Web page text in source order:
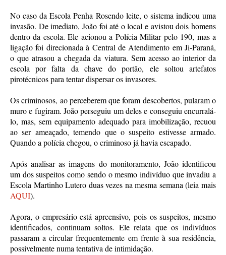
No caso da Escola Penha Rosendo leite, o sistema indicou uma
invasão. De imediato, João foi até o local e avistou dois homens
dentro da escola. Ele acionou a Polícia Militar pelo 190, mas a
ligação foi direcionada à Central de Atendimento em Ji-Paraná,
o que atrasou a chegada da viatura. Sem acesso ao interior da
escola por falta da chave do portão, ele soltou artefatos
pirotécnicos para tentar dispersar os invasores.
Os criminosos, ao perceberem que foram descobertos, pularam o
muro e fugiram. João perseguiu um deles e conseguiu encurralá-
lo, mas, sem equipamento adequado para imobilização, recuou
ao ser ameaçado, temendo que o suspeito estivesse armado.
Quando a polícia chegou, o criminoso já havia escapado.
Após analisar as imagens do monitoramento, João identificou
um dos suspeitos como sendo o mesmo indivíduo que invadiu a
Escola Martinho Lutero duas vezes na mesma semana (leia mais
AQUI).
Agora, o empresário está apreensivo, pois os suspeitos, mesmo
identificados, continuam soltos. Ele relata que os indivíduos
passaram a circular frequentemente em frente à sua residência,
possivelmente numa tentativa de intimidação.